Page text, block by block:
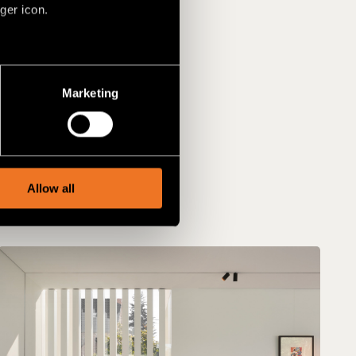
icon.
meters
advertising and analytics
Marketing
Allow all